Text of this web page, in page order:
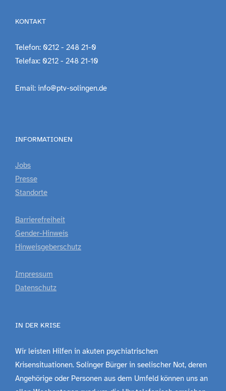
KONTAKT
Telefon: 0212 - 248 21-0
Telefax: 0212 - 248 21-10
Email: info@ptv-solingen.de
INFORMATIONEN
Jobs
Presse
Standorte
Barrierefreiheit
Gender-Hinweis
Hinweisgeberschutz
Impressum
Datenschutz
IN DER KRISE
Wir leisten Hilfen in akuten psychiatrischen
Krisensituationen. Solinger Bürger in seelischer Not, deren
Angehörige oder Personen aus dem Umfeld können uns an